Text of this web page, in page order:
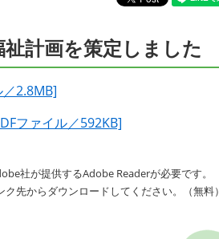
計画を策定しました
2.8MB]
ファイル／592KB]
社が提供するAdobe Readerが必要です。
先からダウンロードしてください。（無料）